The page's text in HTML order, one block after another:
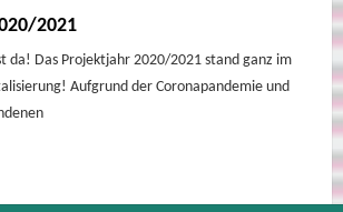
2021
da! Das Projektjahr 2020/2021 stand ganz im
Aufgrund der Coronapandemie und